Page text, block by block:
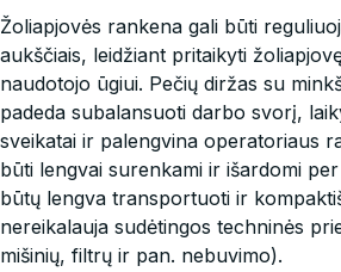
Žoliapjovės rankena gali būti
aukščiais, leidžiant pritaikyti
naudotojo ūgiui. Pečių diržas su
padeda subalansuoti darbo svorį,
sveikatai ir palengvina operatoriaus
būti lengvai surenkami ir išardomi
būtų lengva transportuoti ir
nereikalauja sudėtingos techninės
mišinių, filtrų ir pan. nebuvimo).